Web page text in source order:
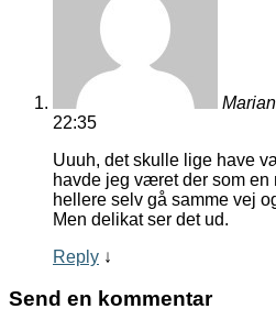
22:35
Uuuh, det skulle lige have
havde jeg været der som en
hellere selv gå samme vej
Men delikat ser det ud.
Reply ↓
Send en kommentar